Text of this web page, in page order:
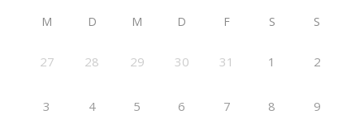
M D M D F S S
27 28 29 30 31 1 2
3 4 5 6 7 8 9